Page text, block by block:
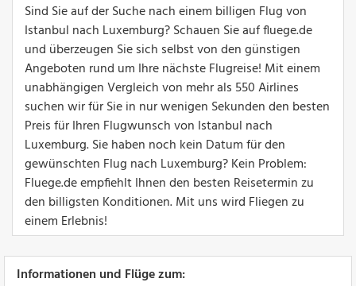
Sind Sie auf der Suche nach einem billigen Flug von
Istanbul nach Luxemburg? Schauen Sie auf fluege.de
und überzeugen Sie sich selbst von den günstigen
Angeboten rund um Ihre nächste Flugreise! Mit einem
unabhängigen Vergleich von mehr als 550 Airlines
suchen wir für Sie in nur wenigen Sekunden den besten
Preis für Ihren Flugwunsch von Istanbul nach
Luxemburg. Sie haben noch kein Datum für den
gewünschten Flug nach Luxemburg? Kein Problem:
Fluege.de empfiehlt Ihnen den besten Reisetermin zu
den billigsten Konditionen. Mit uns wird Fliegen zu
einem Erlebnis!
Informationen und Flüge zum: